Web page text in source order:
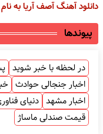
دانلود آهنگ آصف آریا به
پیوندها
در لحظه با خبر شوید
اخبار جنجالی حوادث
اخبار مشهد دنیای
قیمت صندلی ماساژ